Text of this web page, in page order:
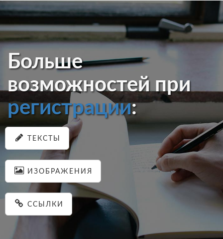
Больше
возможностей при
регистрации:
ТЕКСТЫ
ИЗОБРАЖЕНИЯ
ССЫЛКИ